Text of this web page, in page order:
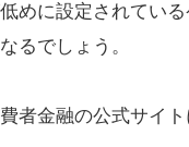
めに設定されてい
るでしょう。
者金融の公式サイ